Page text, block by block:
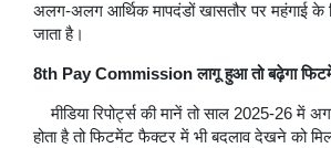
अलग-अलग आर्थिक मापदंडों खासतौर पर महंगाई के
जाता है।
8th Pay Commission लागू हुआ तो बढ़ेगा
मीडिया रिपोर्ट्स की मानें तो साल 2025-26 में
होता है तो फिटमेंट फैक्टर में भी बदलाव देखने को